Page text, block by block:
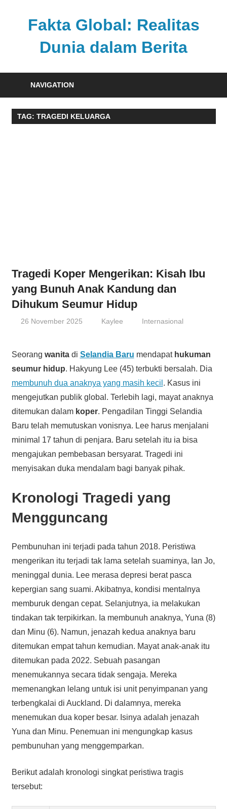
Fakta Global: Realitas
Dunia dalam Berita
dari
berbagai
NAVIGATION
TAG: TRAGEDI KELUARGA
Tragedi Koper Mengerikan: Kisah Ibu
yang Bunuh Anak Kandung dan
Dihukum Seumur Hidup
26 November 2025 Kaylee Internasional
Seorang wanitadi Selandia Baru mendapat hukuman
seumur hidup. Hakyung Lee (45) terbukti bersalah. Dia
membunuh dua anaknya yang masih kecil . Kasus ini
mengejutkan publik global. Terlebih lagi, mayat anaknya
ditemukan dalam koper. Pengadilan Tinggi Selandia
Baru telah memutuskan vonisnya. Lee harus menjalani
minimal 17 tahun di penjara. Baru setelah itu ia bisa
mengajukan pembebasan bersyarat. Tragedi ini
menyisakan duka mendalam bagi banyak pihak.
Kronologi Tragedi yang
Mengguncang
Pembunuhan ini terjadi pada tahun 2018. Peristiwa
mengerikan itu terjadi tak lama setelah suaminya, Ian Jo,
meninggal dunia. Lee merasa depresi berat pasca
kepergian sang suami. Akibatnya, kondisi mentalnya
memburuk dengan cepat. Selanjutnya, ia melakukan
tindakan tak terpikirkan. Ia membunuh anaknya, Yuna (8)
dan Minu (6). Namun, jenazah kedua anaknya baru
ditemukan empat tahun kemudian. Mayat anak-anak itu
ditemukan pada 2022. Sebuah pasangan
menemukannya secara tidak sengaja. Mereka
memenangkan lelang untuk isi unit penyimpanan yang
terbengkalai di Auckland. Di dalamnya, mereka
menemukan dua koper besar. Isinya adalah jenazah
Yuna dan Minu. Penemuan ini mengungkap kasus
pembunuhan yang menggemparkan.
Berikut adalah kronologi singkat peristiwa tragis
tersebut: